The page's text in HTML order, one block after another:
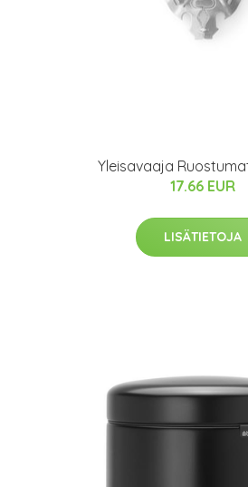
Yleisavaaja
17.66 EUR
LISÄTIETOJA